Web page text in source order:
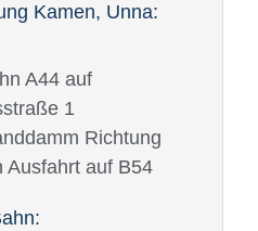
Kamen, Unna:
A44 auf
1
Richtung
Ausfahrt auf B54